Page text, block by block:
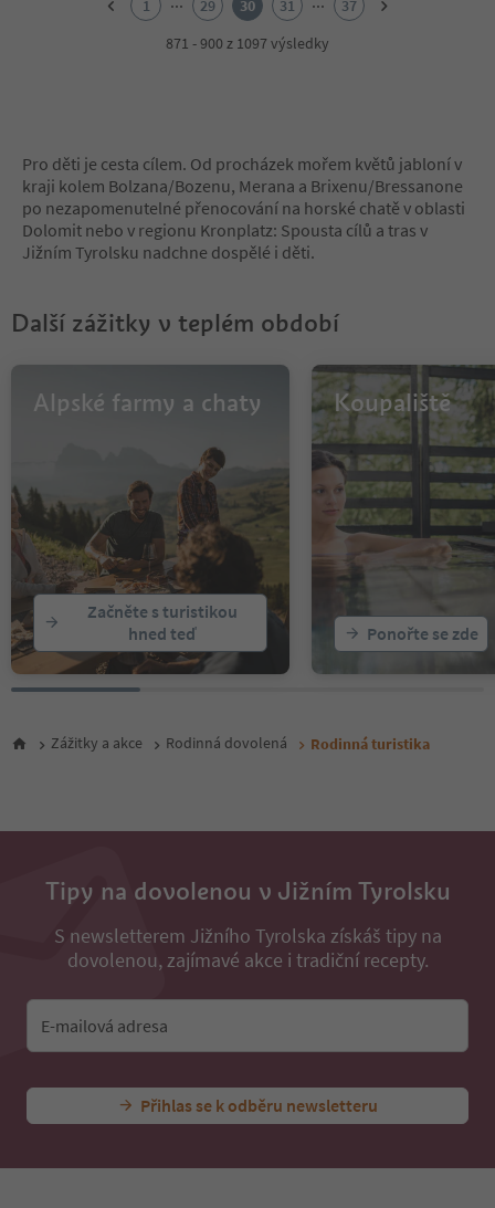
10
11
12
13
14
17
19
24
25
26
28
29
30
31
32
33
36
1 29 30 31
37
871 - 900 z 1097 výsledky
Pro děti je cesta cílem. Od procházek mořem květů jabloní v
kraji kolem Bolzana/Bozenu, Merana a Brixenu/Bressanone
po nezapomenutelné přenocování na horské chatě v oblasti
Dolomit nebo v regionu Kronplatz: Spousta cílů a tras v
Jižním Tyrolsku nadchne dospělé i děti.
Další zážitky v teplém období
Alpské farmy a chaty
Začněte s turistikou
hned teď
Koupaliště
Ponořte se zde
Zážitky a akce Rodinná dovolená Rodinná turistika
Tipy na dovolenou v Jižním Tyrolsku
S newsletterem Jižního Tyrolska získáš tipy na
dovolenou, zajímavé akce i tradiční recepty.
E-mailová adresa
Přihlas se k odběru newsletteru